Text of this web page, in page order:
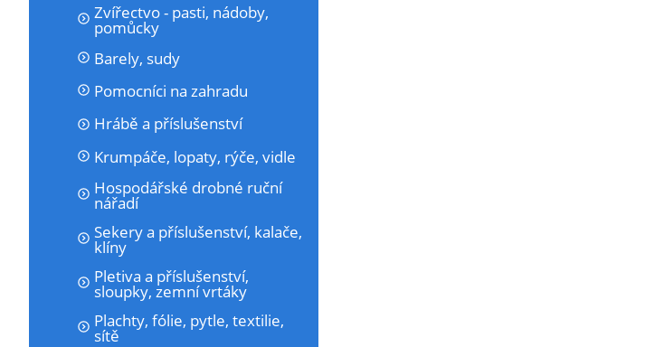
Zvířectvo - pasti, nádoby,
pomůcky
Barely, sudy
Pomocníci na zahradu
Hrábě a příslušenství
Krumpáče, lopaty, rýče, vidle
Hospodářské drobné ruční
nářadí
Sekery a příslušenství, kalače,
klíny
Pletiva a příslušenství,
sloupky, zemní vrtáky
Plachty, fólie, pytle, textilie,
sítě